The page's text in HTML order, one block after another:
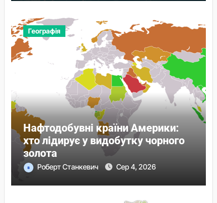
Географія
Нафтодобувні країни Америки:
хто лідирує у видобутку чорного
золота
Роберт Станкевич Сер 4, 2026